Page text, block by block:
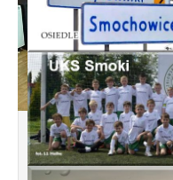
Spotkanie
budowy ulic
Kociewska,